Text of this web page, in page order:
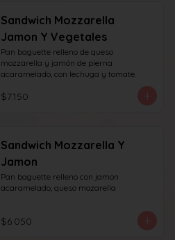
Sandwich Mozzarella
Jamon Y Vegetales
Pan baguette relleno de queso
mozzarella y jamón de pierna
acaramelado, con lechuga y tomate.
$7.150
Sandwich Mozzarella Y
Jamon
Pan baguette relleno con jamon
acaramelado, queso mozarella
$6.050